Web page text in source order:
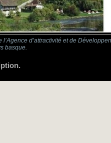
d’attractivité et de
basque.